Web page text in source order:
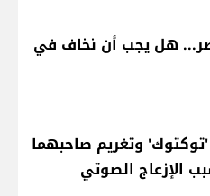
هل يجب أن نخاف في
وتغريم صاحبهما
الإزعاج الصوتي